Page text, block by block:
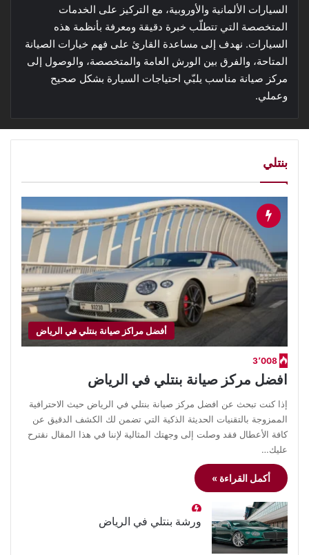
السيارات الألمانية والأوروبية، مع التركيز على الخدمات
المتخصصة التي تتطلّب خبرة دقيقة ومعرفة بأنظمة هذه
السيارات. نهدف إلى مساعدة القارئ على فهم خيارات الصيانة
المتاحة، والفرق بين الورش العامة والمتخصصة، والوصول إلى
مركز صيانة مناسب يلبّي احتياجات السيارة بشكل صحيح
وعملي.
بنتلي
أفضل مراكز صيانة بنتلي في الرياض
3٬008
افضل مركز صيانة بنتلي في الرياض
إذا كنت تبحث عن افضل مركز صيانة بنتلي في الرياض حيث الاحترافية
الممزوجة بالتقنيات الحديثة الذكية التي تضمن لك الكشف الدقيق عن
كافة الأعطال فقد وصلت إلى وجهتك المثالية لإننا في هذا المقال نقترح
عليك…
أكمل القراءة »
ورشة بنتلي في الرياض